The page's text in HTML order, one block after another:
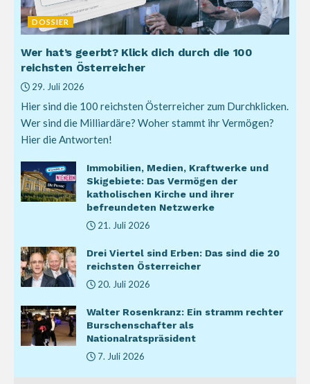
DOSSIER
Wer hat’s geerbt? Klick dich durch die 100
reichsten Österreicher
29. Juli 2026
Hier sind die 100 reichsten Österreicher zum Durchklicken.
Wer sind die Milliardäre? Woher stammt ihr Vermögen?
Hier die Antworten!
Immobilien, Medien, Kraftwerke und
Skigebiete: Das Vermögen der
katholischen Kirche und ihrer
befreundeten Netzwerke
21. Juli 2026
Drei Viertel sind Erben: Das sind die 20
reichsten Österreicher
20. Juli 2026
Walter Rosenkranz: Ein stramm rechter
Burschenschafter als
Nationalratspräsident
7. Juli 2026